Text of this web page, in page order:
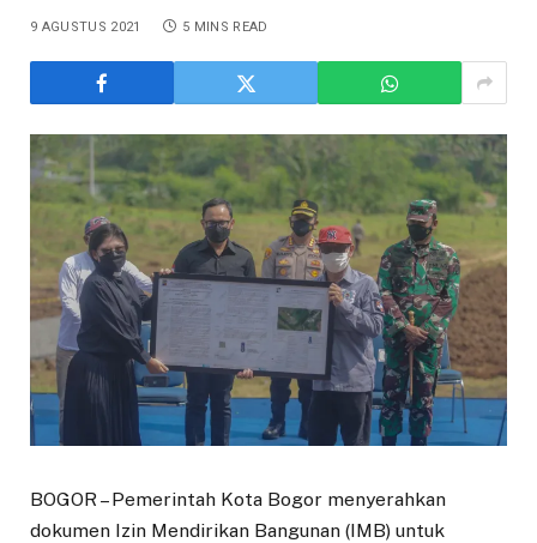
9 AGUSTUS 2021 5 MINS READ
BOGOR – Pemerintah Kota Bogor menyerahkan
dokumen Izin Mendirikan Bangunan (IMB) untuk